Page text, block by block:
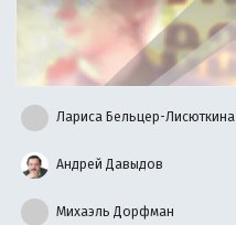
Лариса Бельцер-Лисюткина
Андрей Давыдов
Михаэль Дорфман